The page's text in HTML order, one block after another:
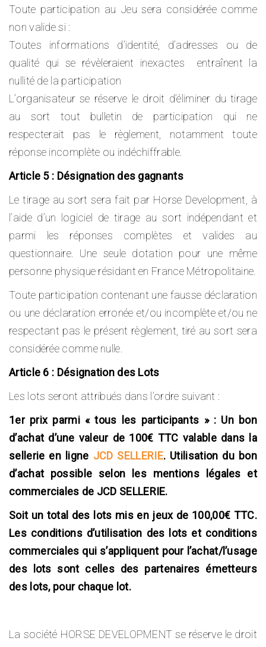
Toute participation au Jeu sera considérée comme
non valide si :
Toutes informations d’identité, d’adresses ou de
qualité qui se révèleraient inexactes entraînent la
nullité de la participation
L’organisateur se réserve le droit d’éliminer du tirage
au sort tout bulletin de participation qui ne
respecterait pas le règlement, notamment toute
réponse incomplète ou indéchiffrable.
Article 5 : Désignation des gagnants
Le tirage au sort sera fait par Horse Development, à
l’aide d’un logiciel de tirage au sort indépendant et
parmi les réponses complètes et valides au
questionnaire. Une seule dotation pour une même
personne physique résidant en France Métropolitaine.
Toute participation contenant une fausse déclaration
ou une déclaration erronée et/ou incomplète et/ou ne
respectant pas le présent règlement, tiré au sort sera
considérée comme nulle.
Article 6 : Désignation des Lots
Les lots seront attribués dans l’ordre suivant :
1er prix parmi « tous les participants » : Un bon
d’achat d’une valeur de 100€ TTC valable dans la
sellerie en ligne JCD SELLERIE. Utilisation du bon
d’achat possible selon les mentions légales et
commerciales de JCD SELLERIE.
Soit un total des lots mis en jeux de 100,00€ TTC.
Les conditions d’utilisation des lots et conditions
commerciales qui s’appliquent pour l’achat/l’usage
des lots sont celles des partenaires émetteurs
des lots, pour chaque lot.
La société HORSE DEVELOPMENT se réserve le droit